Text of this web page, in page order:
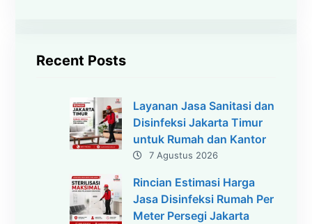
Recent Posts
Layanan Jasa Sanitasi dan
Disinfeksi Jakarta Timur
untuk Rumah dan Kantor
7 Agustus 2026
Rincian Estimasi Harga
Jasa Disinfeksi Rumah Per
Meter Persegi Jakarta